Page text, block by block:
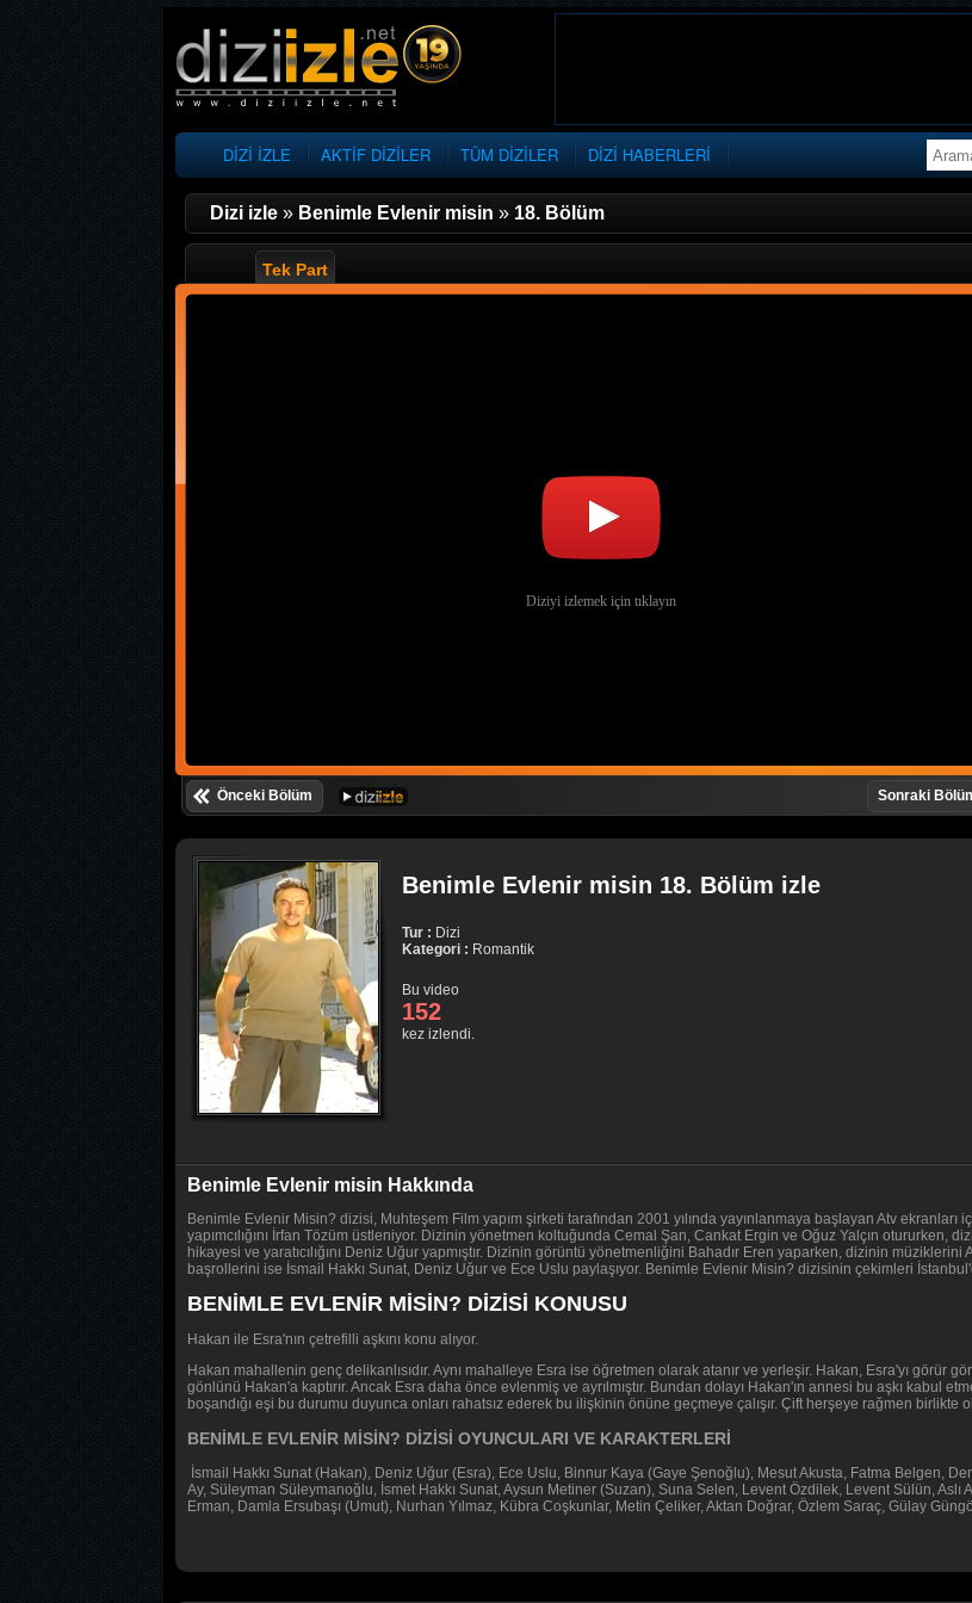
DİZİ İZLE AKTİF DİZİLER TÜM DİZİLER DİZİ HABERLERİ
Dizi izle » Benimle Evlenir misin » 18. Bölüm
Tek Part
Önceki Bölüm Sonraki
Benimle Evlenir misin 18. Bölüm izle
Tur : Dizi
Kategori : Romantik
Bu video
152
kez izlendi.
Benimle Evlenir misin Hakkında
Benimle Evlenir Misin? dizisi, Muhteşem Film yapım şirketi tarafından 2001 yılında yayınlanmaya başlayan Atv
yapımcılığını İrfan Tözüm üstleniyor. Dizinin yönetmen koltuğunda Cemal Şan, Cankat Ergin ve Oğuz Yalçın otururken,
hikayesi ve yaratıcılığını Deniz Uğur yapmıştır. Dizinin görüntü yönetmenliğini Bahadır Eren yaparken, dizinin
başrollerini ise İsmail Hakkı Sunat, Deniz Uğur ve Ece Uslu paylaşıyor. Benimle Evlenir Misin? dizisinin çekimleri
BENİMLE EVLENİR MİSİN? DİZİSİ KONUSU
Hakan ile Esra'nın çetrefilli aşkını konu alıyor.
Hakan mahallenin genç delikanlısıdır. Aynı mahalleye Esra ise öğretmen olarak atanır ve yerleşir. Hakan, Esra'yı görür
gönlünü Hakan'a kaptırır. Ancak Esra daha önce evlenmiş ve ayrılmıştır. Bundan dolayı Hakan'ın annesi bu aşkı kabul
boşandığı eşi bu durumu duyunca onları rahatsız ederek bu ilişkinin önüne geçmeye çalışır. Çift herşeye rağmen birlikte
BENİMLE EVLENİR MİSİN? DİZİSİ OYUNCULARI VE KARAKTERLERİ
İsmail Hakkı Sunat (Hakan), Deniz Uğur (Esra), Ece Uslu, Binnur Kaya (Gaye Şenoğlu), Mesut Akusta, Fatma Belgen,
Ay, Süleyman Süleymanoğlu, İsmet Hakkı Sunat, Aysun Metiner (Suzan), Suna Selen, Levent Özdilek, Levent Sülün,
Erman, Damla Ersubaşı (Umut), Nurhan Yılmaz, Kübra Coşkunlar, Metin Çeliker, Aktan Doğrar, Özlem Saraç, Gülay